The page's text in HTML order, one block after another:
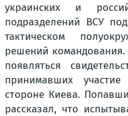
украинских и
подразделений ВСУ
тактическом
решений
появляться
принимавших
стороне Киева.
рассказал, что